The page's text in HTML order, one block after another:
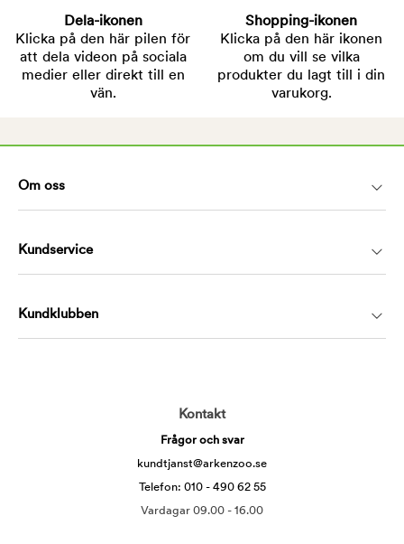
Dela-ikonen
Klicka på den här pilen för
att dela videon på sociala
medier eller direkt till en
vän.
Shopping-ikonen
Klicka på den här ikonen
om du vill se vilka
produkter du lagt till i din
varukorg.
Om oss
Kundservice
Kundklubben
Kontakt
Frågor och svar
kundtjanst@arkenzoo.se
Telefon: 010 - 490 62 55
Vardagar 09.00 - 16.00